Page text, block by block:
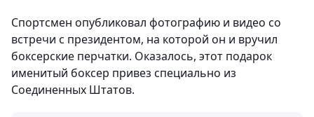
Спортсмен опубликовал фотографию и видео со
встречи с президентом, на которой он и вручил
боксерские перчатки. Оказалось, этот подарок
именитый боксер привез специально из
Соединенных Штатов.